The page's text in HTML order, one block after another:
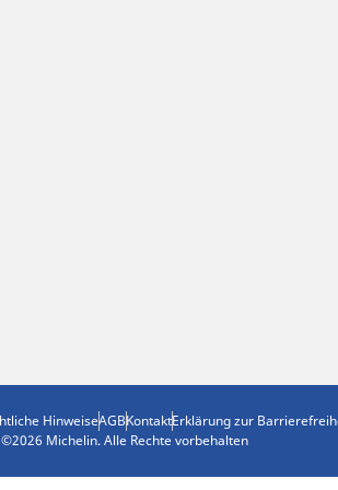
HinweiseAGBKontaktErklärung zur
Michelin. Alle Rechte vorbehalten